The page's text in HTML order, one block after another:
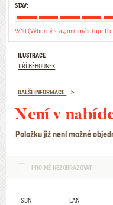
STAV:
9/10 (Výborný stav, minimální
ILUSTRACE
JIŘÍ BĚHOUNEK
DALŠÍ INFORMACE
Není v
Položku již není možné
PRO MĚ NEZOBRAZOVAT
ISBN
EAN